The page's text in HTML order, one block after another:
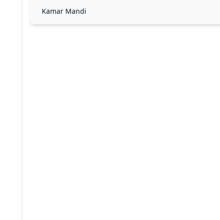
Kamar Mandi